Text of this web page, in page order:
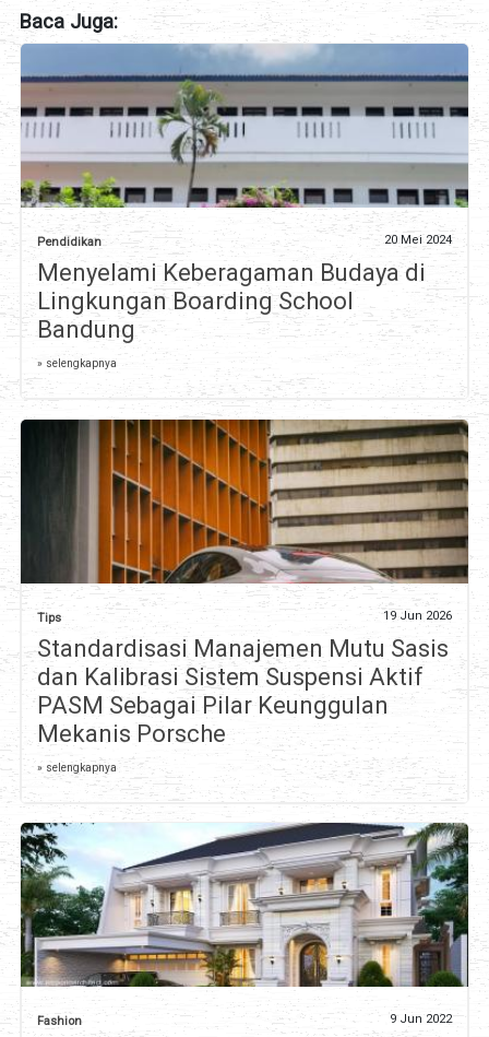
Baca Juga:
Pendidikan 20 Mei 2024
Menyelami Keberagaman Budaya di
Lingkungan Boarding School
Bandung
» selengkapnya
Tips 19 Jun 2026
Standardisasi Manajemen Mutu Sasis
dan Kalibrasi Sistem Suspensi Aktif
PASM Sebagai Pilar Keunggulan
Mekanis Porsche
» selengkapnya
Fashion 9 Jun 2022